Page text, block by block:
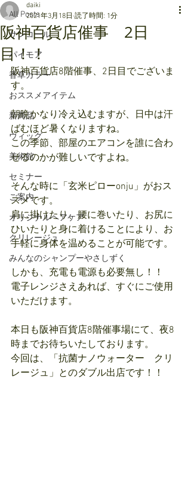
All Posts
サンコール
パイモア
香草カラー
おススメアイテム
新商品
ウィッグ
美術館
セミナー
ご案内
オリジナルヘアケア
クリレージュ
みんなのシャンプーやさしずく
阪神百貨店催事 2日
目！！
daiki
2021年3月18日 読了時間: 1分
阪神百貨店8階催事、2日目でございま
す。
朝晩かなり冷え込むますが、日中は汗
ばむほど暑くなりますね。
この季節、部屋のエアコンを誰に合わ
せるのかが難しいですよね。
そんな時に「玄米ピローonju」がおス
スメです。
肩に掛けたり、腰に巻いたり、お尻に
ひいたりと身に着けることにより、お
手軽に身体を温めることが可能です。
しかも、充電も電源も必要無し！！
電子レンジさえあれば、すぐにご使用
いただけます。
本日も阪神百貨店8階催事場にて、夜8
時までお待ちいたしております。
今回は、「抗菌ナノウォーター　クリ
レージュ」とのダブル出店です！！